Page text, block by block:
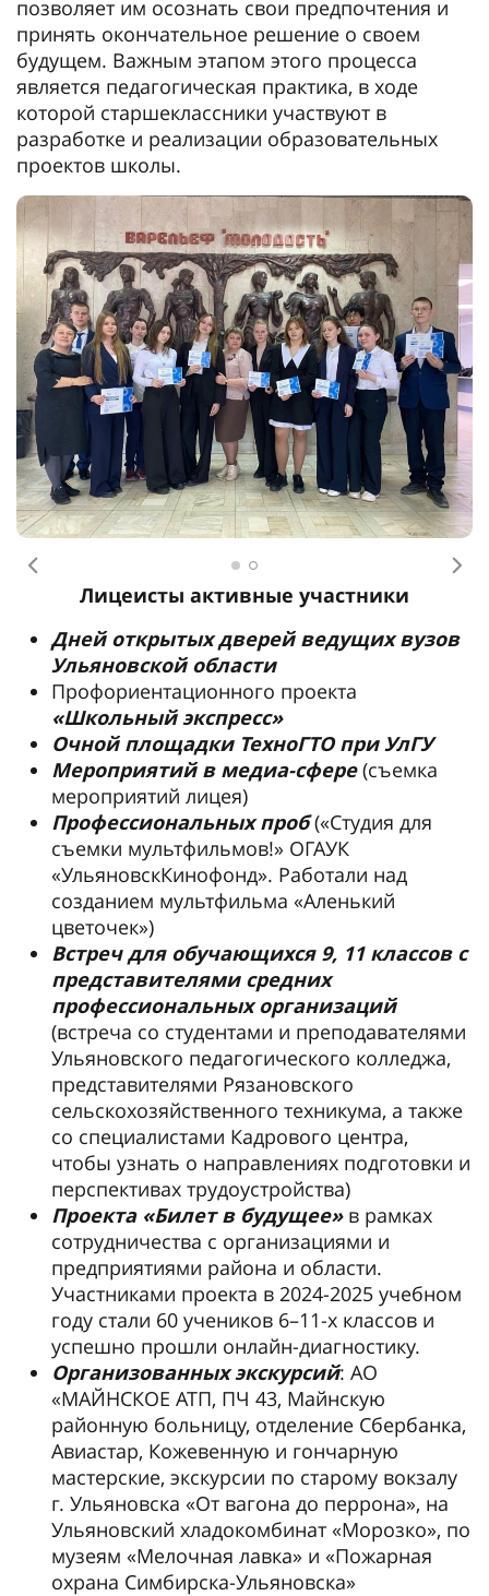
позволяет им осознать свои предпочтения и
принять окончательное решение о своем
будущем. Важным этапом этого процесса
является педагогическая практика, в ходе
которой старшеклассники участвуют в
разработке и реализации образовательных
проектов школы.
Предыдущее
Лицеисты активные участники
Дней открытых дверей ведущих вузов
Ульяновской области
Профориентационного проекта
«Школьный экспресс»
Очной площадки ТехноГТО при УлГУ
Мероприятий в медиа-сфере(съемка
мероприятий лицея)
Профессиональных проб(«Студия для
съемки мультфильмов!» ОГАУК
«УльяновскКинофонд». Работали над
созданием мультфильма «Аленький
цветочек»)
Встреч для обучающихся 9, 11 классов с
представителями средних
профессиональных организаций
(встреча со студентами и преподавателями
Ульяновского педагогического колледжа,
представителями Рязановского
сельскохозяйственного техникума, а также
со специалистами Кадрового центра,
чтобы узнать о направлениях подготовки и
перспективах трудоустройства)
Проекта «Билет в будущее»в рамках
сотрудничества с организациями и
предприятиями района и области.
Участниками проекта в 2024-2025 учебном
году стали 60 учеников 6–11-х классов и
успешно прошли онлайн-диагностику.
Организованных экскурсий: АО
«МАЙНСКОЕ АТП, ПЧ 43, Майнскую
районную больницу, отделение Сбербанка,
Авиастар, Кожевенную и гончарную
мастерские, экскурсии по старому вокзалу
г. Ульяновска «От вагона до перрона», на
Ульяновский хладокомбинат «Морозко», по
музеям «Мелочная лавка» и «Пожарная
охрана Симбирска-Ульяновска»